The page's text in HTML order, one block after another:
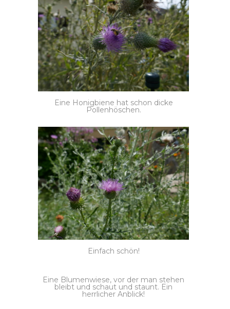
Eine Honigbiene hat schon dicke
Pollenhöschen.
Einfach schön!
Eine Blumenwiese, vor der man stehen
bleibt und schaut und staunt. Ein
herrlicher Anblick!